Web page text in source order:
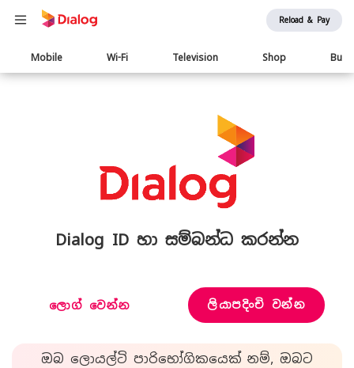
Reload & Pay
Main
navigation
Mobile Wi-Fi Television Shop
Dialog ID හා සම්බන්ධ කරන්න
ලොග් වෙන්න ලියාපදිංචි වන්න
ඔබ ලොයල්ටි පාරිභෝගිකයෙක් නම්, ඔබට